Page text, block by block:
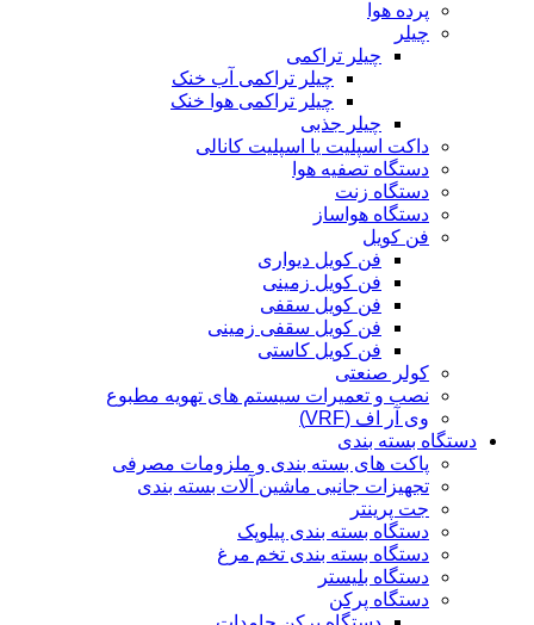
پرده هوا
چیلر
چیلر تراکمی
چیلر تراکمی آب خنک
چیلر تراکمی هوا خنک
چیلر جذبی
داکت اسپلیت یا اسپلیت کانالی
دستگاه تصفیه هوا
دستگاه زنت
دستگاه هواساز
فن کویل
فن کویل دیواری
فن کویل زمینی
فن کویل سقفی
فن کویل سقفی زمینی
فن کویل کاستی
کولر صنعتی
نصب و تعمیرات سیستم های تهویه مطبوع
وی آر اف (VRF)
دستگاه بسته بندی
پاکت های بسته بندی و ملزومات مصرفی
تجهیزات جانبی ماشین آلات بسته بندی
جت پرینتر
دستگاه بسته بندی پیلوپک
دستگاه بسته بندی تخم مرغ
دستگاه بلیستر
دستگاه پرکن